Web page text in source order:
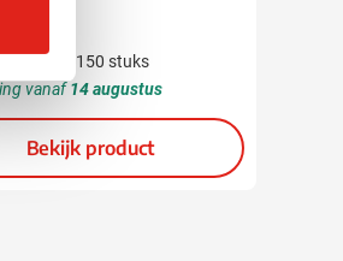
vanaf 150 stuks
vanaf14 augustus
Bekijk product